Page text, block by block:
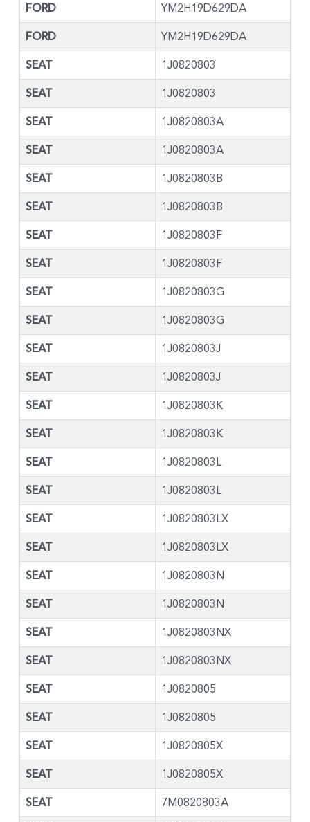
FORD YM2H19D629DA
FORD YM2H19D629DA
SEAT 1J0820803
SEAT 1J0820803
SEAT 1J0820803A
SEAT 1J0820803A
SEAT 1J0820803B
SEAT 1J0820803B
SEAT 1J0820803F
SEAT 1J0820803F
SEAT 1J0820803G
SEAT 1J0820803G
SEAT 1J0820803J
SEAT 1J0820803J
SEAT 1J0820803K
SEAT 1J0820803K
SEAT 1J0820803L
SEAT 1J0820803L
SEAT 1J0820803LX
SEAT 1J0820803LX
SEAT 1J0820803N
SEAT 1J0820803N
SEAT 1J0820803NX
SEAT 1J0820803NX
SEAT 1J0820805
SEAT 1J0820805
SEAT 1J0820805X
SEAT 1J0820805X
SEAT 7M0820803A